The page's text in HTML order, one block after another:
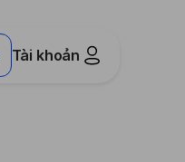
Tài khoản